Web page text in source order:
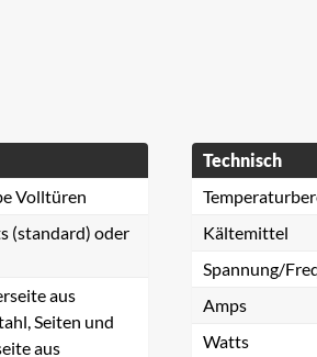
Volltüren
(standard) oder
aus
Seiten und
aus
Technisch
Kältemittel
Spannung/
Amps
Watts